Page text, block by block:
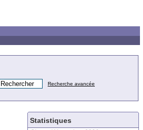
Recherche avancée
Statistiques